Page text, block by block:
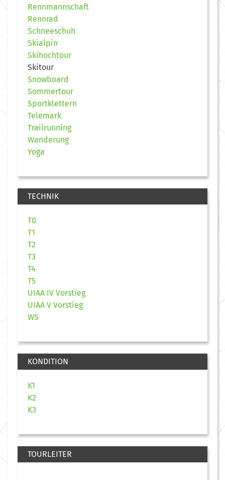
Rennmannschaft
Rennrad
Schneeschuh
Skialpin
Skihochtour
Skitour
Snowboard
Sommertour
Sportklettern
Telemark
Trailrunning
Wanderung
Yoga
TECHNIK
T0
T1
T2
T3
T4
T5
UIAA IV Vorstieg
UIAA V Vorstieg
WS
KONDITION
K1
K2
K3
TOURLEITER